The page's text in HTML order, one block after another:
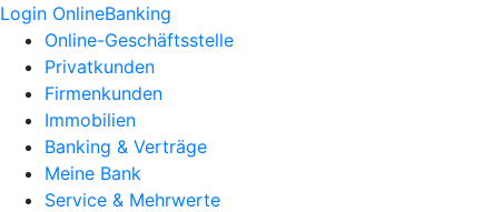
Login OnlineBanking
Online-Geschäftsstelle
Privatkunden
Firmenkunden
Immobilien
Banking & Verträge
Meine Bank
Service & Mehrwerte